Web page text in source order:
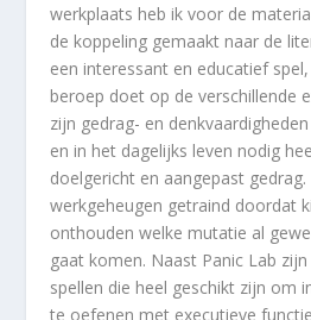
werkplaats heb ik voor de
de koppeling gemaakt naar de
een interessant en educatief
beroep doet op de verschillende
zijn gedrag- en
en in het dagelijks leven nodig
doelgericht en aangepast
werkgeheugen getraind doordat
onthouden welke mutatie al
gaat komen. Naast Panic Lab
spellen die heel geschikt zijn om
te oefenen met executieve